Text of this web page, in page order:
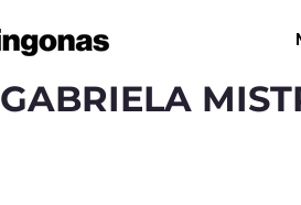
GABRIELA